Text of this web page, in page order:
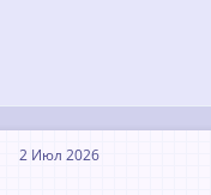
2 Июл 2026